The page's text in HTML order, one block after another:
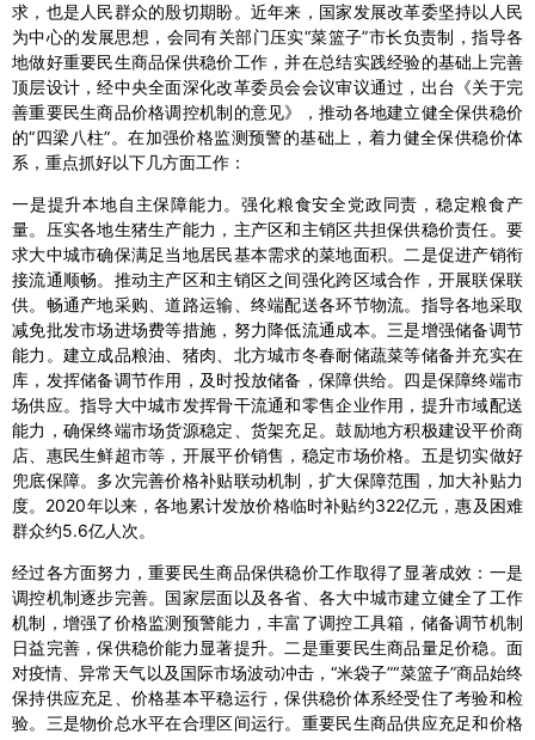
求，也是人民群众的殷切期盼。近年来，国家发展改革委坚持以人民
为中心的发展思想，会同有关部门压实“菜篮子”市长负责制，指导各
地做好重要民生商品保供稳价工作，并在总结实践经验的基础上完善
顶层设计，经中央全面深化改革委员会会议审议通过，出台《关于完
善重要民生商品价格调控机制的意见》，推动各地建立健全保供稳价
的“四梁八柱”。在加强价格监测预警的基础上，着力健全保供稳价体
系，重点抓好以下几方面工作：
一是提升本地自主保障能力。强化粮食安全党政同责，稳定粮食产
量。压实各地生猪生产能力，主产区和主销区共担保供稳价责任。要
求大中城市确保满足当地居民基本需求的菜地面积。二是促进产销衔
接流通顺畅。推动主产区和主销区之间强化跨区域合作，开展联保联
供。畅通产地采购、道路运输、终端配送各环节物流。指导各地采取
减免批发市场进场费等措施，努力降低流通成本。三是增强储备调节
能力。建立成品粮油、猪肉、北方城市冬春耐储蔬菜等储备并充实在
库，发挥储备调节作用，及时投放储备，保障供给。四是保障终端市
场供应。指导大中城市发挥骨干流通和零售企业作用，提升市域配送
能力，确保终端市场货源稳定、货架充足。鼓励地方积极建设平价商
店、惠民生鲜超市等，开展平价销售，稳定市场价格。五是切实做好
兜底保障。多次完善价格补贴联动机制，扩大保障范围，加大补贴力
度。2020年以来，各地累计发放价格临时补贴约322亿元，惠及困难
群众约5.6亿人次。
经过各方面努力，重要民生商品保供稳价工作取得了显著成效：一是
调控机制逐步完善。国家层面以及各省、各大中城市建立健全了工作
机制，增强了价格监测预警能力，丰富了调控工具箱，储备调节机制
日益完善，保供稳价能力显著提升。二是重要民生商品量足价稳。面
对疫情、异常天气以及国际市场波动冲击，“米袋子”“菜篮子”商品始终
保持供应充足、价格基本平稳运行，保供稳价体系经受住了考验和检
验。三是物价总水平在合理区间运行。重要民生商品供应充足和价格